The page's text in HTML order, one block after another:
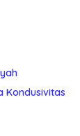
Kondusivitas